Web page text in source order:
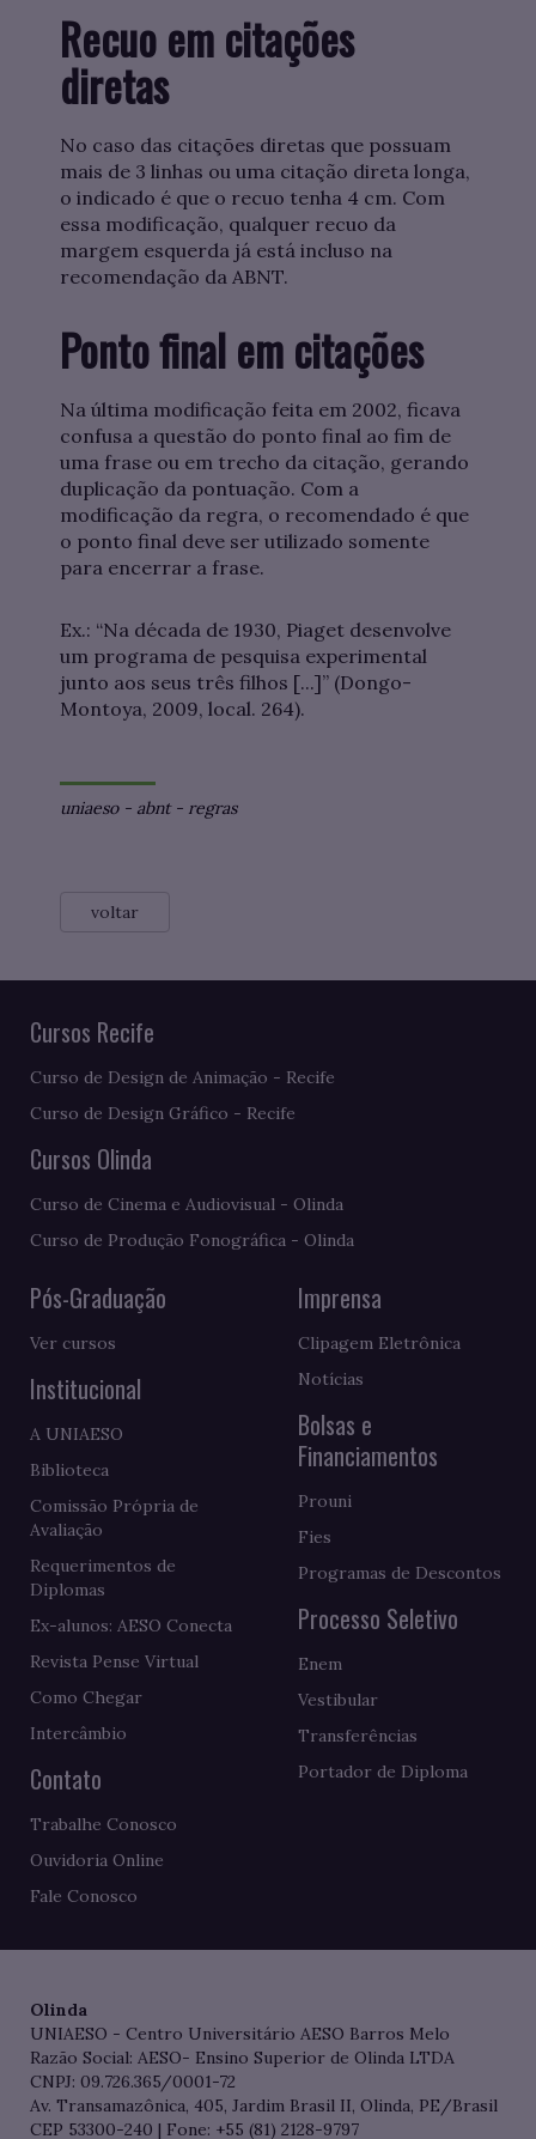
Recuo em citações
diretas
No caso das citações diretas que possuam
mais de 3 linhas ou uma citação direta longa,
o indicado é que o recuo tenha 4 cm. Com
essa modificação, qualquer recuo da
margem esquerda já está incluso na
recomendação da ABNT.
Ponto final em citações
Na última modificação feita em 2002, ficava
confusa a questão do ponto final ao fim de
uma frase ou em trecho da citação, gerando
duplicação da pontuação. Com a
modificação da regra, o recomendado é que
o ponto final deve ser utilizado somente
para encerrar a frase.
Ex.: “Na década de 1930, Piaget desenvolve
um programa de pesquisa experimental
junto aos seus três filhos [...]” (Dongo-
Montoya, 2009, local. 264).
uniaeso- abnt- regras
voltar
Cursos Recife
Curso de Design de Animação - Recife
Curso de Design Gráfico - Recife
Cursos Olinda
Curso de Cinema e Audiovisual - Olinda
Curso de Produção Fonográfica - Olinda
Pós-Graduação
Ver cursos
Institucional
A UNIAESO
Biblioteca
Comissão Própria de
Avaliação
Requerimentos de
Diplomas
Ex-alunos: AESO Conecta
Revista Pense Virtual
Como Chegar
Intercâmbio
Contato
Trabalhe Conosco
Ouvidoria Online
Fale Conosco
Imprensa
Clipagem Eletrônica
Notícias
Bolsas e
Financiamentos
Prouni
Fies
Programas de Descontos
Processo Seletivo
Enem
Vestibular
Transferências
Portador de Diploma
Olinda
UNIAESO - Centro Universitário AESO Barros Melo
Razão Social: AESO- Ensino Superior de Olinda LTDA
CNPJ: 09.726.365/0001-72
Av. Transamazônica, 405, Jardim Brasil II, Olinda, PE/Brasil
CEP 53300-240 | Fone: +55 (81) 2128-9797